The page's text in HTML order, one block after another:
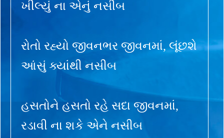
ખીલ્યું ના એનું નસીબ
રોતો રહ્યો જીવનભર જીવનમાં, લૂંછશે
આંસું ક્યાંથી નસીબ
હસતોને હસતો રહે સદા જીવનમાં,
રડાવી ના શકે એને નસીબ